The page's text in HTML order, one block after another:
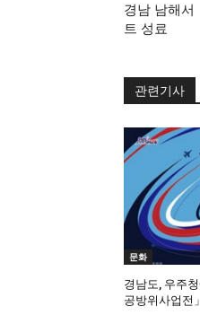
경남 남해서
트 성료
관련기사
문화
경남도, 우주
공방위사업전